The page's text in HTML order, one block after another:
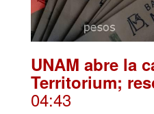
UNAM abre la
Territorium;
04:43